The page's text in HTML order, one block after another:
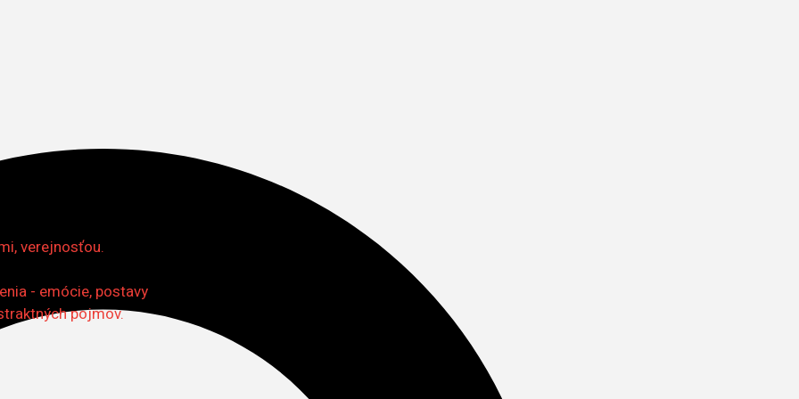
verejnosťou.
- emócie, postavy
pojmov.